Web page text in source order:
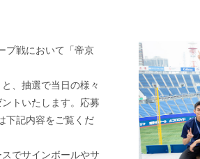
プ戦において「帝京
、抽選で当日の様々
トいたします。応募
下記内容をご覧くだ
でサインボールやサ